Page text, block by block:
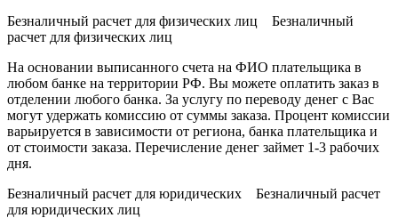
Безналичный расчет для физических лиц Безналичный
расчет для физических лиц
На основании выписанного счета на ФИО плательщика в
любом банке на территории РФ. Вы можете оплатить заказ в
отделении любого банка. За услугу по переводу денег с Вас
могут удержать комиссию от суммы заказа. Процент комиссии
варьируется в зависимости от региона, банка плательщика и
от стоимости заказа. Перечисление денег займет 1-3 рабочих
дня.
Безналичный расчет для юридических Безналичный расчет
для юридических лиц